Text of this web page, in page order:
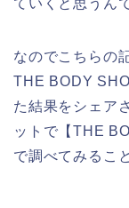
ていくと思うん
なのでこちらの
THE BODY
た結果をシェア
ットで【THE
で調べてみるこ